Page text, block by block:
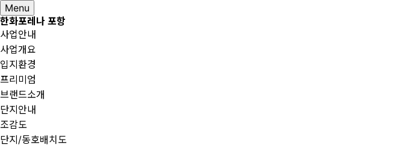
Menu
한화포레나 포항
사업안내
사업개요
입지환경
프리미엄
브랜드소개
단지안내
조감도
단지/동호배치도